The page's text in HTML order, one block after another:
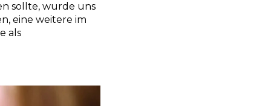
sollte, wurde uns
eine weitere im
als